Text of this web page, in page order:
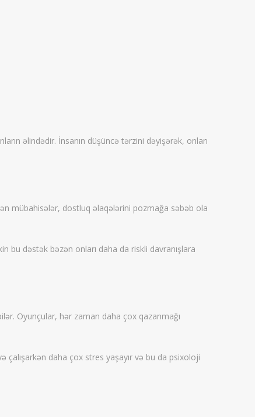
əlindədir. İnsanın düşüncə tərzini dəyişərək, onları
mübahisələr, dostluq əlaqələrini pozmağa səbəb ola
bu dəstək bəzən onları daha da riskli davranışlara
Oyunçular, hər zaman daha çox qazanmağı
çalışarkən daha çox stres yaşayır və bu da psixoloji